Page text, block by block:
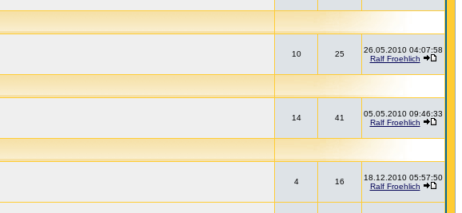
10 25
26.05.2010 04:07:58
Ralf Froehlich
14 41
05.05.2010 09:46:33
Ralf Froehlich
4 16
18.12.2010 05:57:50
Ralf Froehlich